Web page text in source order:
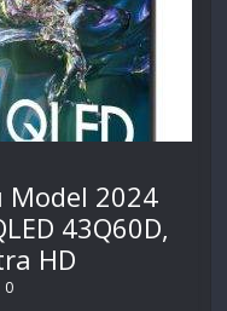
Model 2024
43Q60D,
HD
0